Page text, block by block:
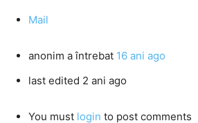
Mail
anonim a întrebat 16 ani ago
last edited 2 ani ago
You must login to post comments